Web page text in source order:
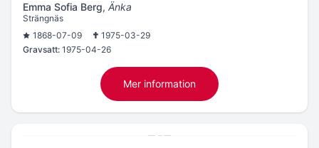
Emma Sofia Berg, Änka
Strängnäs
1868-07-09
1975-03-29
Gravsatt: 1975-04-26
Mer information